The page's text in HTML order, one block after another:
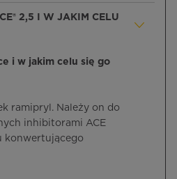
2,5 I W JAKIM CELU
i w jakim celu się go
ramipryl. Należy on do
inhibitorami ACE
konwertującego